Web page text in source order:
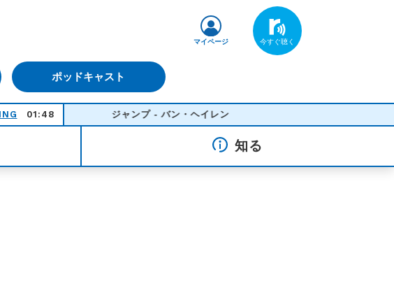
ポッドキャスト
マイページ
01:48 ジャンプ - バン・ヘイレン
知る